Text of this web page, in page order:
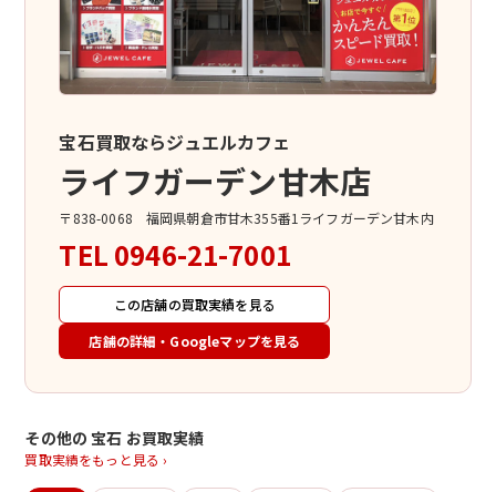
宝石買取ならジュエルカフェ
ライフガーデン甘木店
〒838-0068 福岡県朝倉市甘木355番1ライフガーデン甘木内
TEL 0946-21-7001
この店舗の買取実績を見る
店舗の詳細・Googleマップを見る
その他の 宝石 お買取実績
買取実績をもっと見る ›